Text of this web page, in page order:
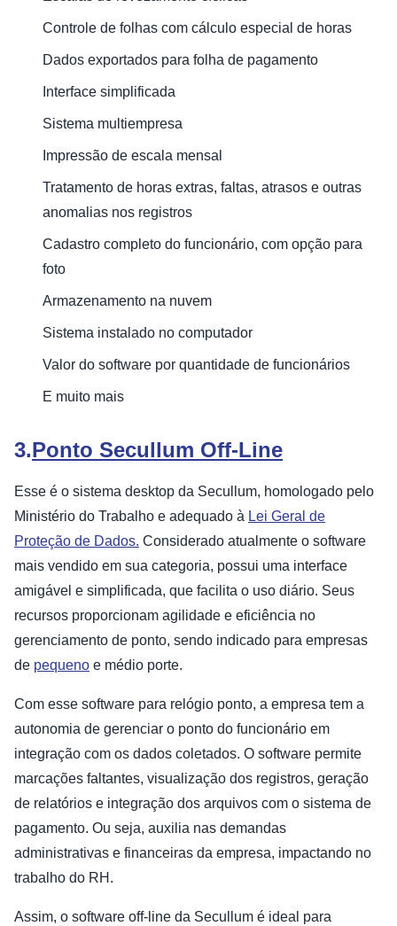
Controle de folhas com cálculo especial de horas
Dados exportados para folha de pagamento
Interface simplificada
Sistema multiempresa
Impressão de escala mensal
Tratamento de horas extras, faltas, atrasos e outras
anomalias nos registros
Cadastro completo do funcionário, com opção para
foto
Armazenamento na nuvem
Sistema instalado no computador
Valor do software por quantidade de funcionários
E muito mais
3.Ponto Secullum Off-Line
Esse é o sistema desktop da Secullum, homologado pelo
Ministério do Trabalho e adequado à Lei Geral de
Proteção de Dados. Considerado atualmente o software
mais vendido em sua categoria, possui uma interface
amigável e simplificada, que facilita o uso diário. Seus
recursos proporcionam agilidade e eficiência no
gerenciamento de ponto, sendo indicado para empresas
de pequeno e médio porte.
Com esse software para relógio ponto, a empresa tem a
autonomia de gerenciar o ponto do funcionário em
integração com os dados coletados. O software permite
marcações faltantes, visualização dos registros, geração
de relatórios e integração dos arquivos com o sistema de
pagamento. Ou seja, auxilia nas demandas
administrativas e financeiras da empresa, impactando no
trabalho do RH.
Assim, o software off-line da Secullum é ideal para